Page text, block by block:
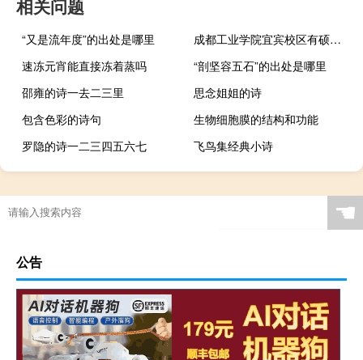
相关问题
“又是流年度”的出处是哪里
成都工业学院宜宾校区有硕士点吗 成都工业学院宜宾校区
速冻元宵能直接冻着蒸吗
“剖坚容五石”的出处是哪里
邵雍的诗一去二三里
思念姐姐的诗
包含色彩的诗句
生物细胞膜的结构和功能
罗隐的诗一二三四五六七
飞鸟集经典小诗
☚
公告